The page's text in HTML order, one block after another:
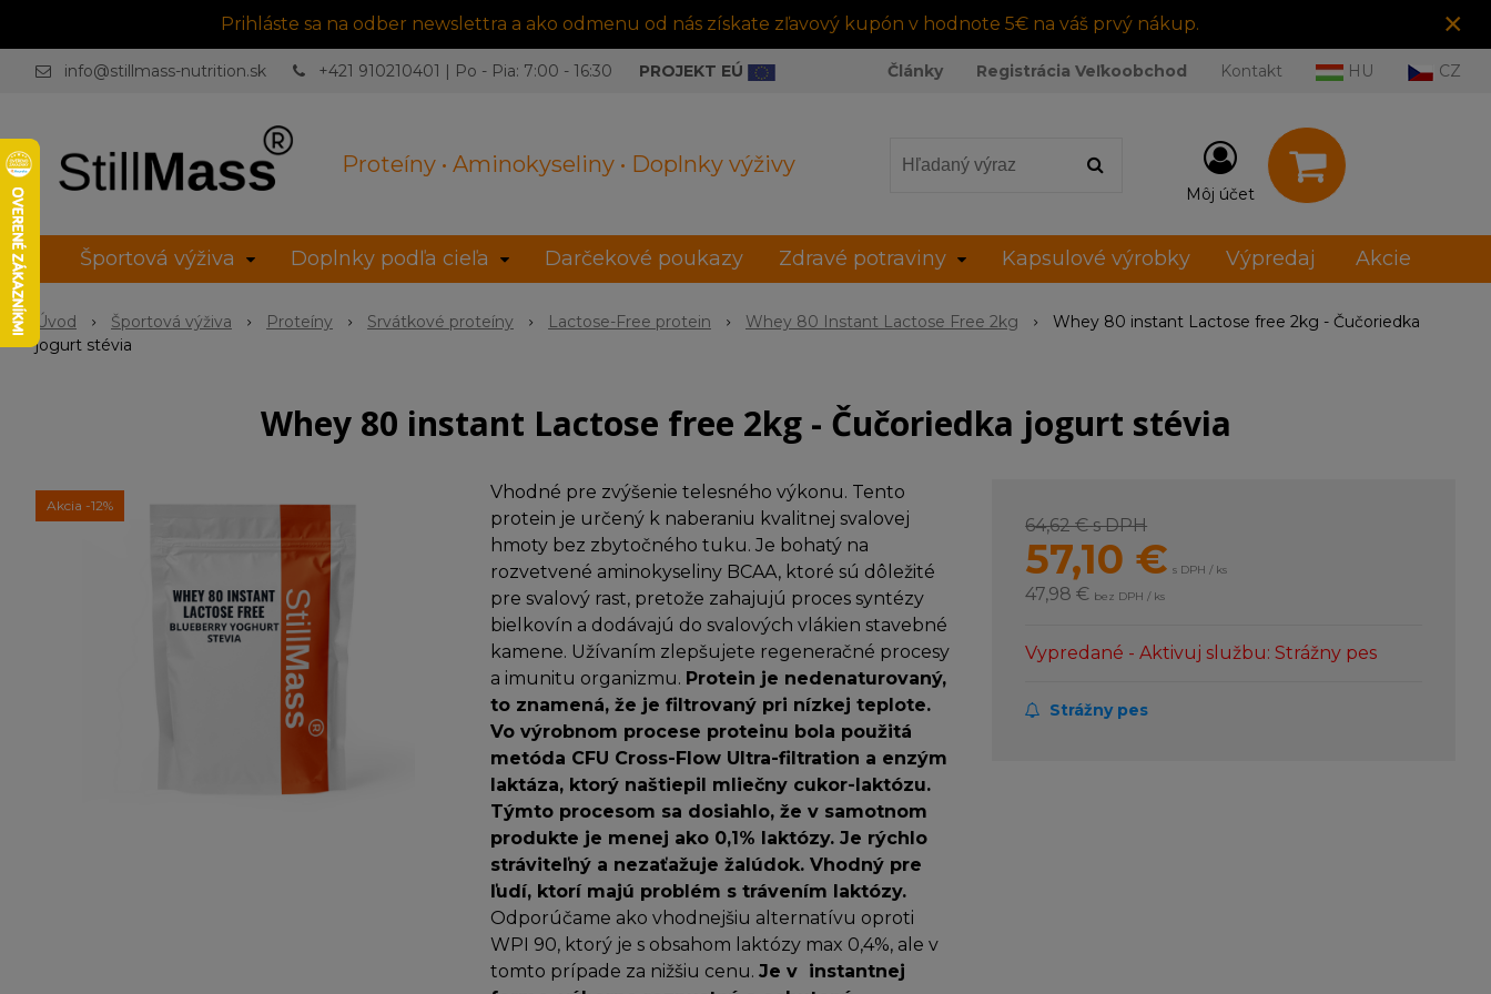
Prihláste sa na odber newslettra a ako odmenu od nás získate zľavový kupón v hodnote 5€ na váš prvý nákup. ×
Proteíny • Aminokyseliny • Doplnky výživy
info@stillmass-nutrition.sk +421 910210401 | Po - Pia: 7:00 - 16:30 PROJEKT EÚ Články Registrácia Veľkoobchod Kontakt HU CZ
Môj účet
Športová výživa Doplnky podľa cieľa Darčekové poukazy Zdravé potraviny Kapsulové výrobky Výpredaj Akcie
Úvod Športová výživa Proteíny Srvátkové proteíny Lactose-Free protein Whey 80 Instant Lactose Free 2kg
Whey 80 instant Lactose free 2kg - Čučoriedka
jogurt stévia
Whey 80 instant Lactose free 2kg - Čučoriedka jogurt stévia
Akcia -12%
64,62 €s DPH
57,10 € s DPH / ks
47,98 € bez DPH / ks
Vypredané - Aktivuj službu: Strážny pes
Strážny pes
Vhodné pre zvýšenie telesného výkonu. Tento
protein je určený k naberaniu kvalitnej svalovej
hmoty bez zbytočného tuku. Je bohatý na
rozvetvené aminokyseliny BCAA, ktoré sú dôležité
pre svalový rast, pretože zahajujú proces syntézy
bielkovín a dodávajú do svalových vlákien stavebné
kamene. Užívaním zlepšujete regeneračné procesy
a imunitu organizmu. Protein je nedenaturovaný,
to znamená, že je filtrovaný pri nízkej teplote.
Vo výrobnom procese proteinu bola použitá
metóda CFU Cross-Flow Ultra-filtration a enzým
laktáza, ktorý naštiepil mliečny cukor-laktózu.
Týmto procesom sa dosiahlo, že v samotnom
produkte je menej ako 0,1% laktózy. Je rýchlo
stráviteľný a nezaťažuje žalúdok. Vhodný pre
ľudí, ktorí majú problém s trávením laktózy.
Odporúčame ako vhodnejšiu alternatívu oproti
WPI 90, ktorý je s obsahom laktózy max 0,4%, ale v
tomto prípade za nižšiu cenu. Je v instantnej